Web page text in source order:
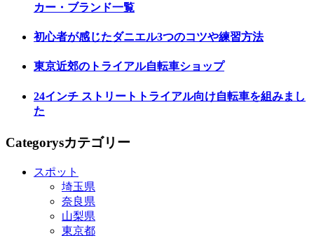
カー・ブランド一覧
初心者が感じたダニエル3つのコツや練習方法
東京近郊のトライアル自転車ショップ
24インチ ストリートトライアル向け自転車を組みまし
た
Categorysカテゴリー
スポット
埼玉県
奈良県
山梨県
東京都